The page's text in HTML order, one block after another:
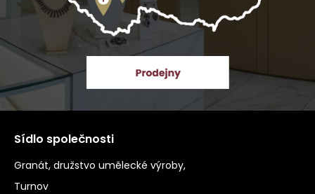
Sídlo společnosti
Granát, družstvo umělecké výroby,
Turnov